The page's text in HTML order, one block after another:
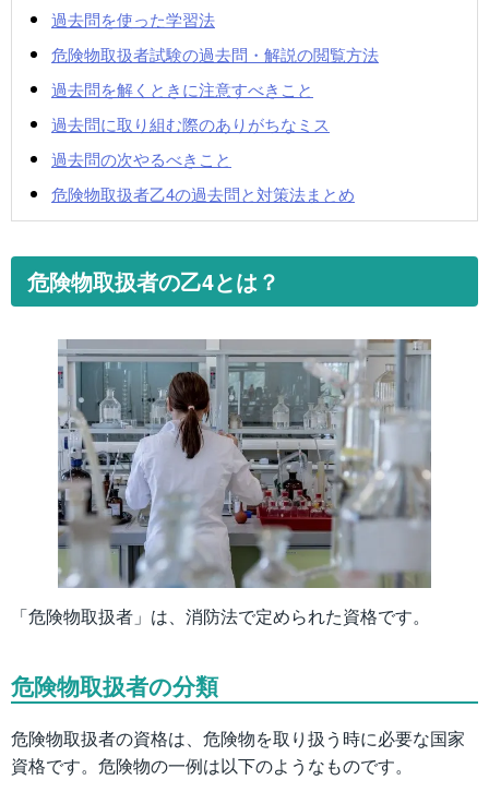
過去問を使った学習法
危険物取扱者試験の過去問・解説の閲覧方法
過去問を解くときに注意すべきこと
過去問に取り組む際のありがちなミス
過去問の次やるべきこと
危険物取扱者乙4の過去問と対策法まとめ
危険物取扱者の乙4とは？
「危険物取扱者」は、消防法で定められた資格です。
危険物取扱者の分類
危険物取扱者の資格は、危険物を取り扱う時に必要な国家
資格です。危険物の一例は以下のようなものです。